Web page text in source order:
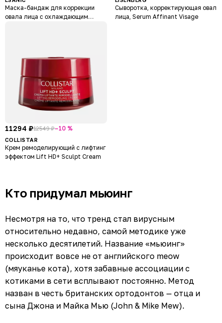
Маска-бандаж для коррекции
овала лица с охлаждающим
Сыворотка, корректирующая овал
лица, Serum Affinant Visage
11294 ₽12549 ₽–10 %
COLLISTAR
Крем ремоделирующий с лифтинг
эффектом Lift HD+ Sculpt Cream
Кто придумал мьюинг
Несмотря на то, что тренд стал вирусным
относительно недавно, самой методике уже
несколько десятилетий. Название «мьюинг»
происходит вовсе не от английского meow
(мяуканье кота), хотя забавные ассоциации с
котиками в сети всплывают постоянно. Метод
назван в честь британских ортодонтов — отца и
сына Джона и Майка Мью (John & Mike Mew).